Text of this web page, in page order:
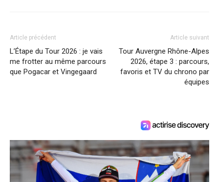
Article précédent
L’Étape du Tour 2026 : je vais
me frotter au même parcours
que Pogacar et Vingegaard
Article suivant
Tour Auvergne Rhône-Alpes
2026, étape 3 : parcours,
favoris et TV du chrono par
équipes